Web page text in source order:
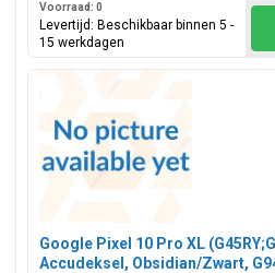
Voorraad: 0
Levertijd: Beschikbaar binnen 5 -
15 werkdagen
Google Pixel 10 Pro XL
Accudeksel, Obsidian/Zwart,